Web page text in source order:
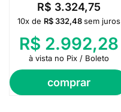
R$ 3.324,75
comprar
10x de R$332,48 sem juros
R$ 2.992,28
à vista no Pix / Boleto